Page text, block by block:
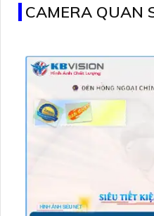
CAMERA QUAN